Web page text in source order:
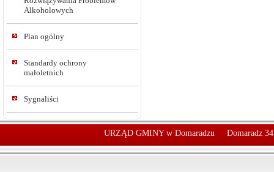
Alkoholowych
Plan ogólny
Standardy ochrony
małoletnich
Sygnaliści
URZĄD GMINY w Domaradzu Domaradz